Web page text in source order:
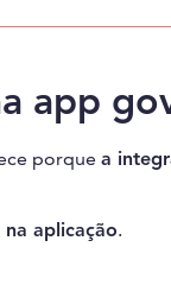
app
porque a
aplicação.